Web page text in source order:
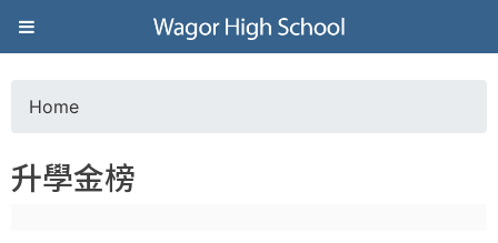
Jump to navigation
葳
格
高
o
Home
升學金榜